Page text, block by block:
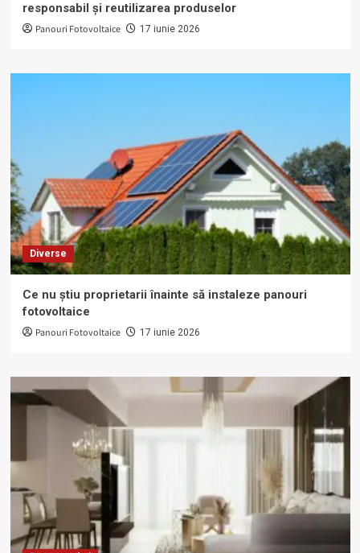
responsabil și reutilizarea produselor
Panouri Fotovoltaice 17 iunie 2026
Diverse
Ce nu știu proprietarii înainte să instaleze panouri
fotovoltaice
Panouri Fotovoltaice 17 iunie 2026